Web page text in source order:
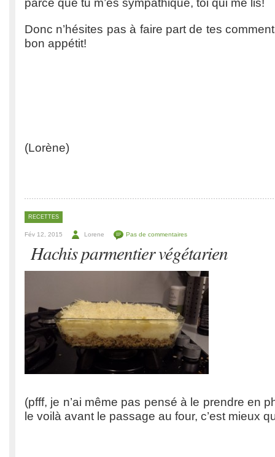
parce que tu m’es sympathique, toi qui me lis!
Donc n’hésites pas à faire part de tes
bon appétit!
(Lorène)
RECETTES
Fév 12, 2015 Lorene Pas de commentaires
Hachis parmentier végétarien
(pfff, je n’ai même pas pensé à le prendre en
le voilà avant le passage au four, c’est mieux